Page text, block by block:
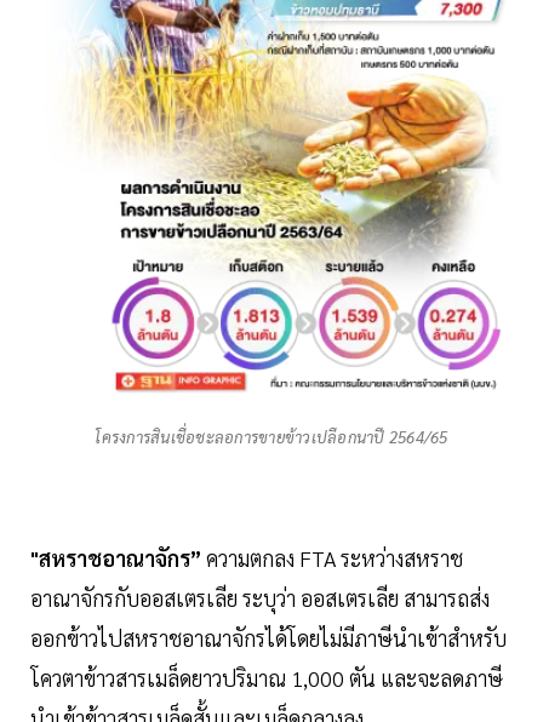
โครงการสินเชื่อชะลอการขายข้าวเปลือกนาปี 2564/65
"สหราชอาณาจักร” ความตกลง FTA ระหว่างสหราช
อาณาจักรกับออสเตรเลีย ระบุว่า ออสเตรเลีย สามารถส่ง
ออกข้าวไปสหราชอาณาจักรได้โดยไม่มีภาษีนำเข้าสำหรับ
โควตาข้าวสารเมล็ดยาวปริมาณ 1,000 ตัน และจะลดภาษี